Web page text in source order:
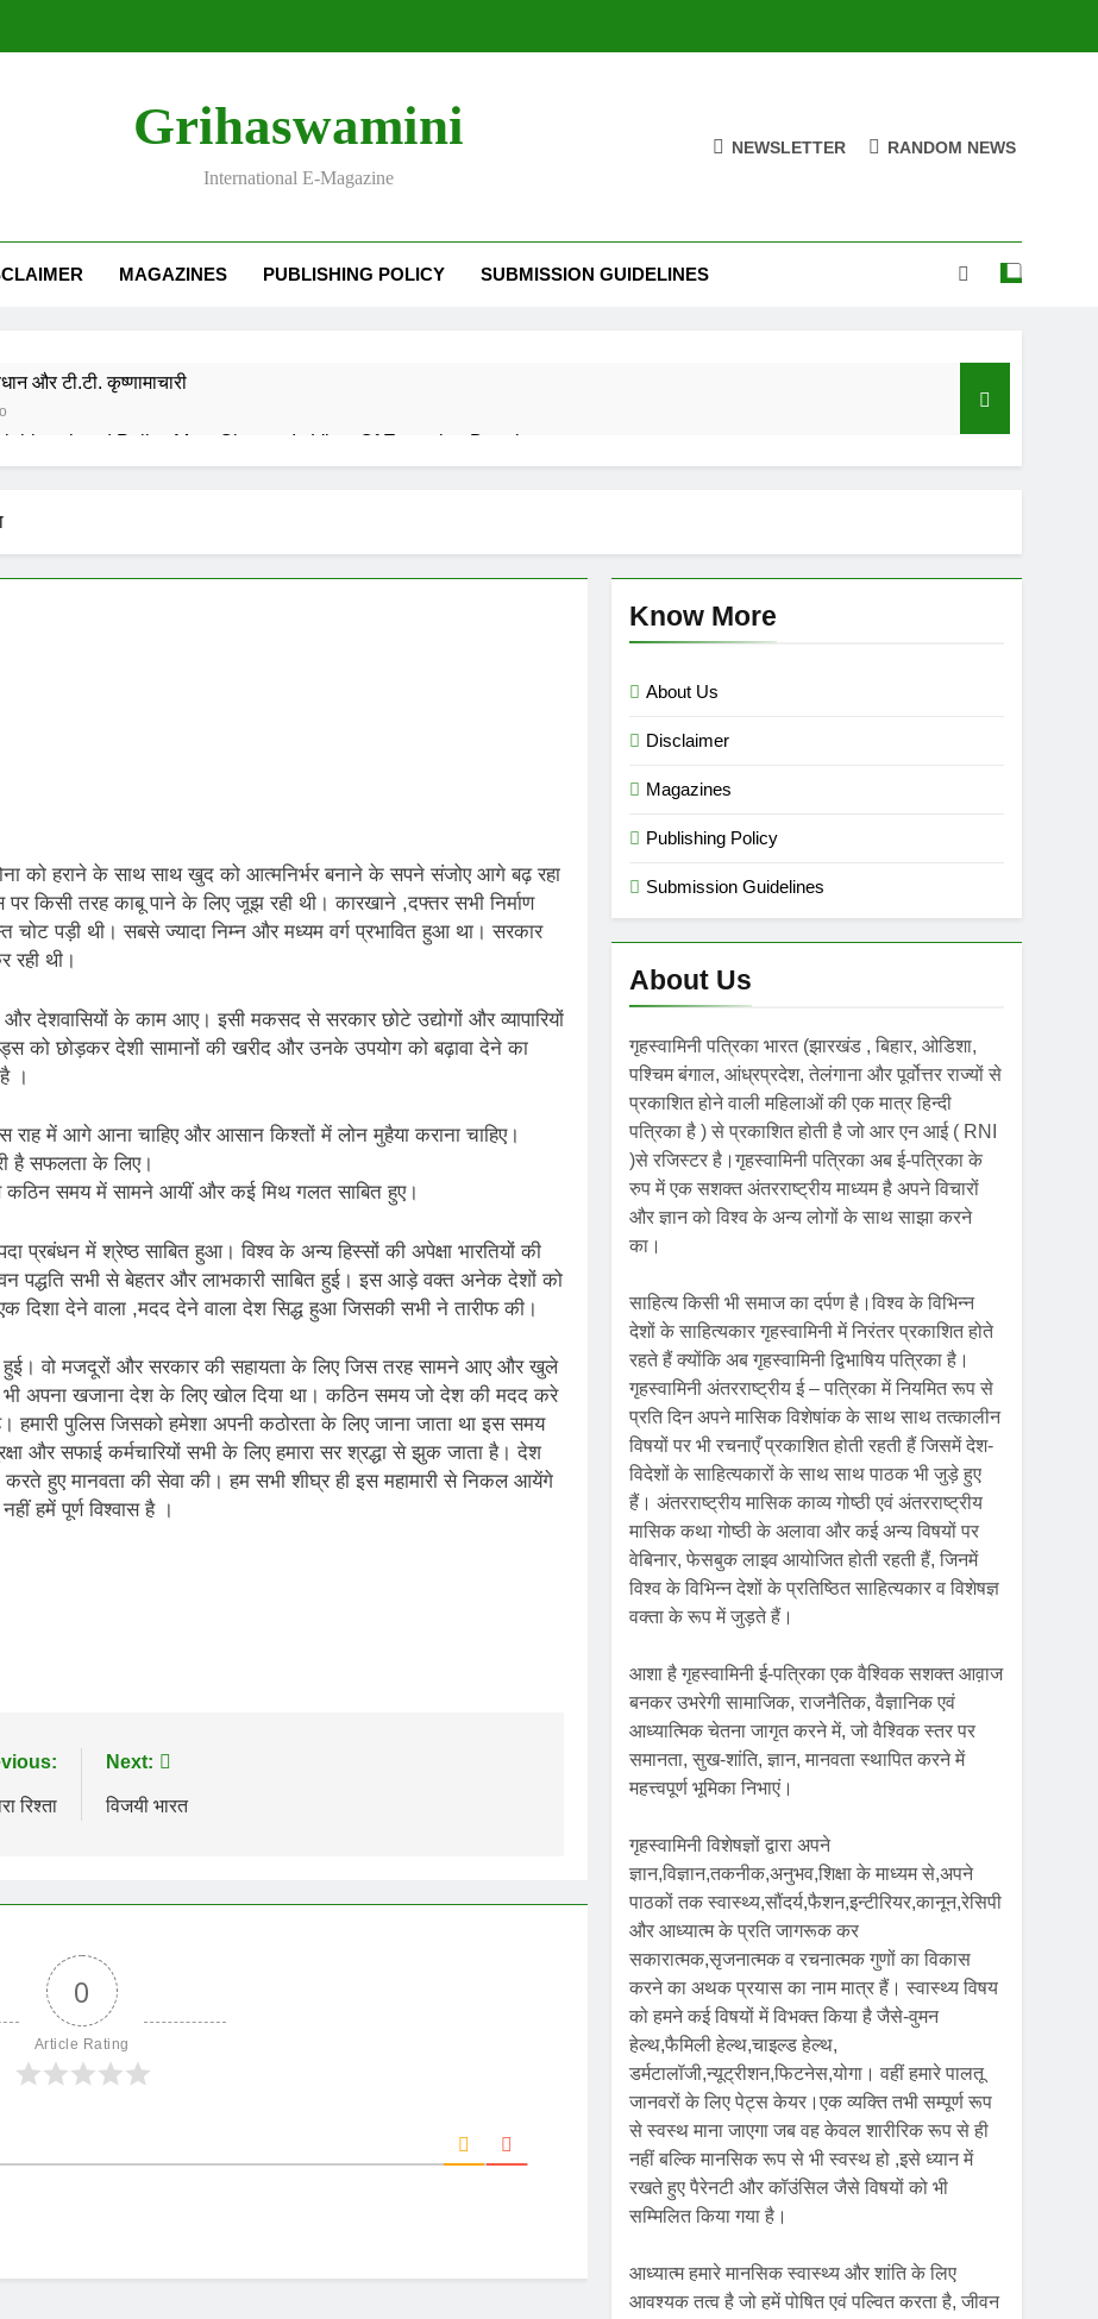
Grihaswamini
International E-Magazine
NEWSLETTER RANDOM NEWS
MAGAZINES PUBLISHING POLICY SUBMISSION GUIDELINES
और टी.टी. कृष्णामाचारी
ADVENT OF SUICIDE BOMBING IN INDIA Grihaswamini गृहस्वामिनी- Sept-Nov 2025
को हराने के साथ साथ खुद को आत्मनिर्भर बनाने के सपने संजोए आगे बढ़ रहा
पर किसी तरह काबू पाने के लिए जूझ रही थी। कारखाने ,दफ्तर सभी निर्माण
चोट पड़ी थी। सबसे ज्यादा निम्न और मध्यम वर्ग प्रभावित हुआ था। सरकार
थी।
देशवासियों के काम आए। इसी मकसद से सरकार छोटे उद्योगों और व्यापारियों
को छोड़कर देशी सामानों की खरीद और उनके उपयोग को बढ़ावा देने का
।
में आगे आना चाहिए और आसान किश्तों में लोन मुहैया कराना चाहिए।
है सफलता के लिए।
कठिन समय में सामने आयीं और कई मिथ गलत साबित हुए।
में श्रेष्ठ साबित हुआ। विश्व के अन्य हिस्सों की अपेक्षा भारतियों की
पद्धति सभी से बेहतर और लाभकारी साबित हुई। इस आड़े वक्त अनेक देशों को
देने वाला ,मदद देने वाला देश सिद्ध हुआ जिसकी सभी ने तारीफ की।
हुई। वो मजदूरों और सरकार की सहायता के लिए जिस तरह सामने आए और खुले
भी अपना खजाना देश के लिए खोल दिया था। कठिन समय जो देश‌ की मदद करे
पुलिस जिसको हमेशा अपनी कठोरता के लिए जाना जाता था इस समय
और सफाई कर्मचारियों सभी के लिए हमारा सर श्रद्धा से झुक जाता है। देश
हुए मानवता की सेवा की। हम सभी शीघ्र ही इस महामारी से निकल आयेंगे
हमें पूर्ण विश्वास है ।
रिश्ता
Next:
विजयी भारत
0
Article Rating
Know More
About Us
Disclaimer
Magazines
Publishing Policy
Submission Guidelines
About Us
गृहस्वामिनी पत्रिका भारत (झारखंड , बिहार, ओडिशा,
पश्चिम बंगाल, आंध्रप्रदेश, तेलंगाना और पूर्वोत्तर राज्यों से
प्रकाशित होने वाली महिलाओं की एक मात्र हिन्दी
पत्रिका है ) से प्रकाशित होती है जो आर एन आई ( RNI
)से रजिस्टर है।गृहस्वामिनी पत्रिका अब ई-पत्रिका के
रुप में एक सशक्त अंतरराष्ट्रीय माध्यम है अपने विचारों
और ज्ञान को विश्व के अन्य लोगों के साथ साझा करने
का।
साहित्य किसी भी समाज का दर्पण है।विश्व के विभिन्न
देशों के साहित्यकार गृहस्वामिनी में निरंतर प्रकाशित होते
रहते हैं क्योंकि अब गृहस्वामिनी द्विभाषिय पत्रिका है।
गृहस्वामिनी अंतरराष्ट्रीय ई – पत्रिका में नियमित रूप से
प्रति दिन अपने मासिक विशेषांक के साथ साथ तत्कालीन
विषयों पर भी रचनाएँ प्रकाशित होती रहती हैं जिसमें देश-
विदेशों के साहित्यकारों के साथ साथ पाठक भी जुड़े हुए
हैं। अंतरराष्ट्रीय मासिक काव्य गोष्ठी एवं अंतरराष्ट्रीय
मासिक कथा गोष्ठी के अलावा और कई अन्य विषयों पर
वेबिनार, फेसबुक लाइव आयोजित होती रहती हैं, जिनमें
विश्व के विभिन्न देशों के प्रतिष्ठित साहित्यकार व विशेषज्ञ
वक्ता के रूप में जुड़ते हैं।
आशा है गृहस्वामिनी ई-पत्रिका एक वैश्विक सशक्त आव़ाज
बनकर उभरेगी सामाजिक, राजनैतिक, वैज्ञानिक एवं
आध्यात्मिक चेतना जागृत करने में, जो वैश्विक स्तर पर
समानता, सुख-शांति, ज्ञान, मानवता स्थापित करने में
महत्त्वपूर्ण भूमिका निभाएं।
गृहस्वामिनी विशेषज्ञों द्वारा अपने
ज्ञान,विज्ञान,तकनीक,अनुभव,शिक्षा के माध्यम से,अपने
पाठकों तक स्वास्थ्य,सौंदर्य,फैशन,इन्टीरियर,कानून,रेसिपी
और आध्यात्म के प्रति जागरूक कर
सकारात्मक,सृजनात्मक व रचनात्मक गुणों का विकास
करने का अथक प्रयास का नाम मात्र हैं। स्वास्थ्य विषय
को हमने कई विषयों में विभक्त किया है जैसे-वुमन
हेल्थ,फैमिली हेल्थ,चाइल्ड हेल्थ,
डर्मटालॉजी,न्यूट्रीशन,फिटनेस,योगा। वहीं हमारे पालतू
जानवरों के लिए पेट्स केयर।एक व्यक्ति तभी सम्पूर्ण रूप
से स्वस्थ माना जाएगा जब वह केवल शारीरिक रूप से ही
नहीं बल्कि मानसिक रूप से भी स्वस्थ हो ,इसे ध्यान में
रखते हुए पैरेनटी और कॉउंसिल जैसे विषयों को भी
सम्मिलित किया गया है।
आध्यात्म हमारे मानसिक स्वास्थ्य और शांति के लिए
आवश्यक तत्व है जो हमें पोषित एवं पल्वित करता है, जीवन